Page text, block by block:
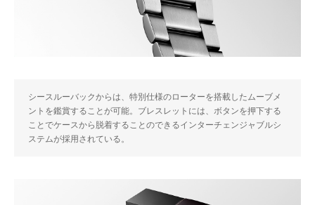
シースルーバックからは、特別仕様のローターを搭載したムーブメ
ントを鑑賞することが可能。ブレスレットには、ボタンを押下する
ことでケースから脱着することのできるインターチェンジャブルシ
ステムが採用されている。